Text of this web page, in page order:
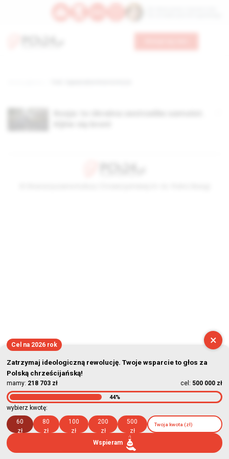
×
Cel na 2026 rok
Zatrzymaj ideologiczną rewolucję. Twoje wsparcie to głos za
Polską chrześcijańską!
mamy: 218 703 zł cel: 500 000 zł
44%
wybierz kwotę:
60
zł
80
zł
100
zł
200
zł
500
zł
Wspieram